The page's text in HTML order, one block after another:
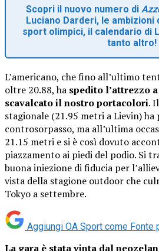
Scopri il nuovo numero di
Luciano Darderi, le ambizioni
sport olimpici, il calendario di
tanto altro!
L’americano, che fino all’ultimo
oltre 20.88, ha spedito l’attrezzo
scavalcato il nostro portacolori.
stagionale (21.95 metri a Lievin)
controsorpasso, ma all’ultima
21.15 metri e si è così dovuto
piazzamento ai piedi del podio. Si
buona iniezione di fiducia per
vista della stagione outdoor che
Tokyo a settembre.
Aggiungi OA Sport come Fonte
La gara è stata vinta dal